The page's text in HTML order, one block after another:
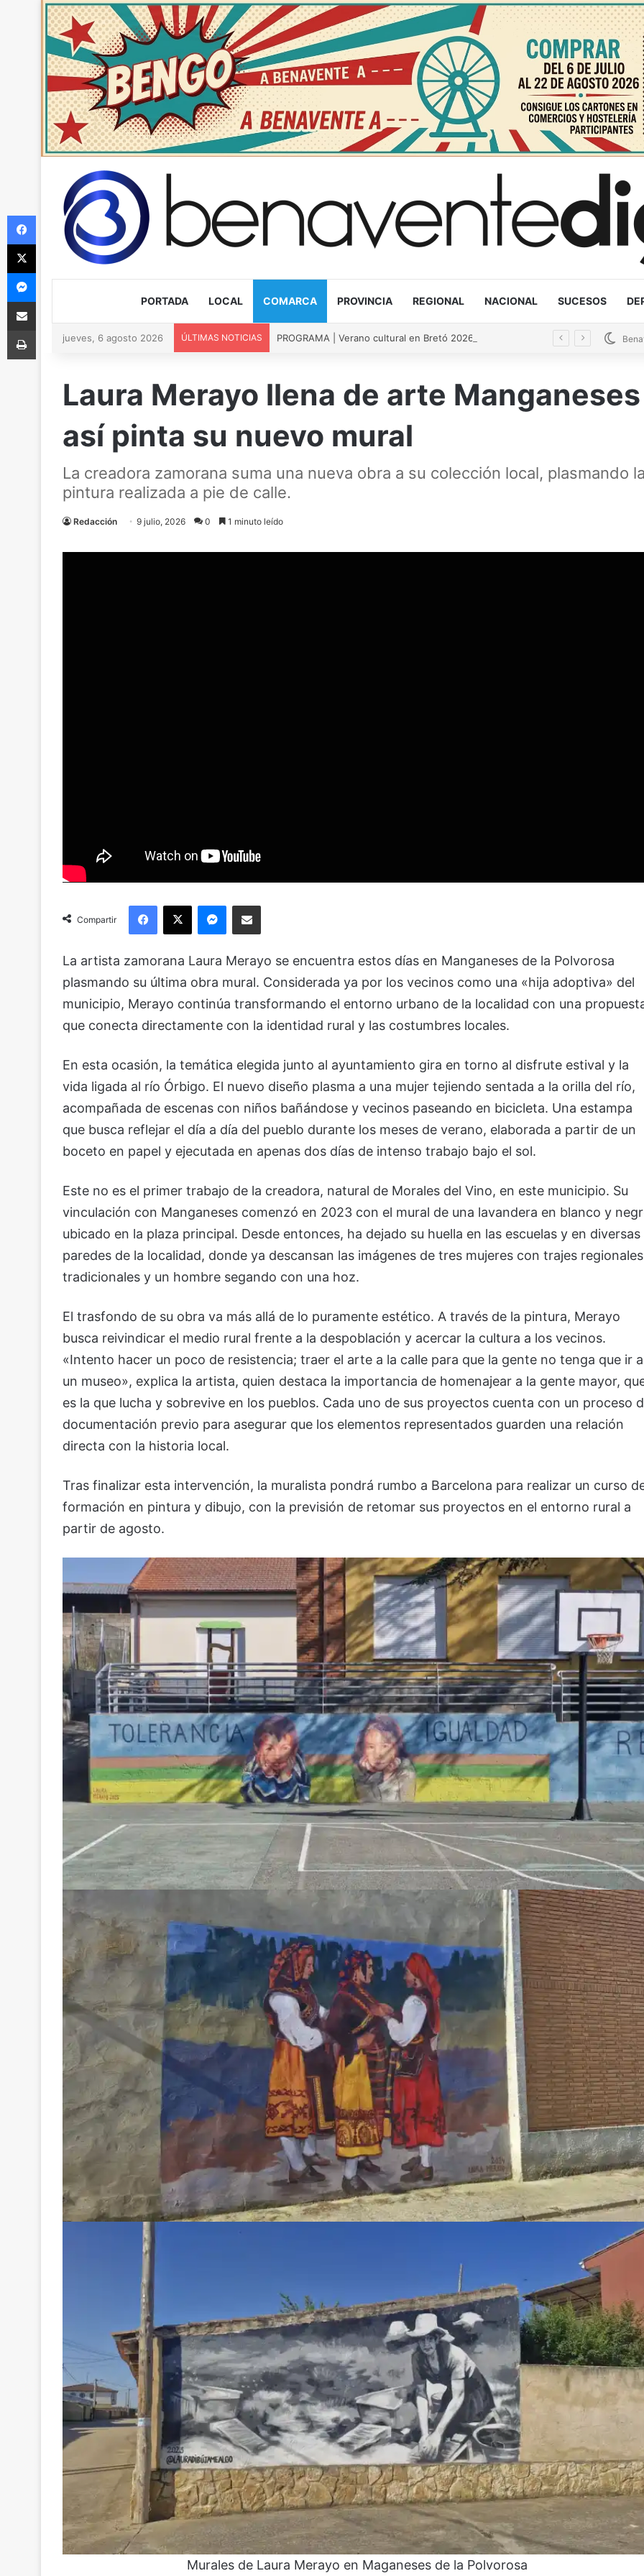
PORTADA LOCAL COMARCA PROVINCIA REGIONAL NACIONAL SUCESOS
jueves, 6 agosto 2026 ÚLTIMAS NOTICIAS PROGRAMA | Verano cultural en Bretó 2026
Laura Merayo llena de arte
así pinta su nuevo mural
La creadora zamorana suma una nueva obra a su colección local, plasmando
pintura realizada a pie de calle.
Redacción 9 julio, 2026 0 1 minuto leído
Compartir
Facebook
X Messenger
Compartir via Email
La artista zamorana Laura Merayo se encuentra estos días en Manganeses de la Polvorosa
plasmando su última obra mural. Considerada ya por los vecinos como una «hija adoptiva» del
municipio, Merayo continúa transformando el entorno urbano de la localidad con una
que conecta directamente con la identidad rural y las costumbres locales.
En esta ocasión, la temática elegida junto al ayuntamiento gira en torno al disfrute estival y la
vida ligada al río Órbigo. El nuevo diseño plasma a una mujer tejiendo sentada a la orilla del río,
acompañada de escenas con niños bañándose y vecinos paseando en bicicleta. Una estampa
que busca reflejar el día a día del pueblo durante los meses de verano, elaborada a partir de un
boceto en papel y ejecutada en apenas dos días de intenso trabajo bajo el sol.
Este no es el primer trabajo de la creadora, natural de Morales del Vino, en este municipio. Su
vinculación con Manganeses comenzó en 2023 con el mural de una lavandera en blanco y
ubicado en la plaza principal. Desde entonces, ha dejado su huella en las escuelas y en diversas
paredes de la localidad, donde ya descansan las imágenes de tres mujeres con trajes regionales
tradicionales y un hombre segando con una hoz.
El trasfondo de su obra va más allá de lo puramente estético. A través de la pintura, Merayo
busca reivindicar el medio rural frente a la despoblación y acercar la cultura a los vecinos.
«Intento hacer un poco de resistencia; traer el arte a la calle para que la gente no tenga que ir a
un museo», explica la artista, quien destaca la importancia de homenajear a la gente mayor,
es la que lucha y sobrevive en los pueblos. Cada uno de sus proyectos cuenta con un proceso
documentación previo para asegurar que los elementos representados guarden una relación
directa con la historia local.
Tras finalizar esta intervención, la muralista pondrá rumbo a Barcelona para realizar un curso
formación en pintura y dibujo, con la previsión de retomar sus proyectos en el entorno rural a
partir de agosto.
Murales de Laura Merayo en Maganeses de la Polvorosa
Facebook
X
Messenger
Compartir via Email